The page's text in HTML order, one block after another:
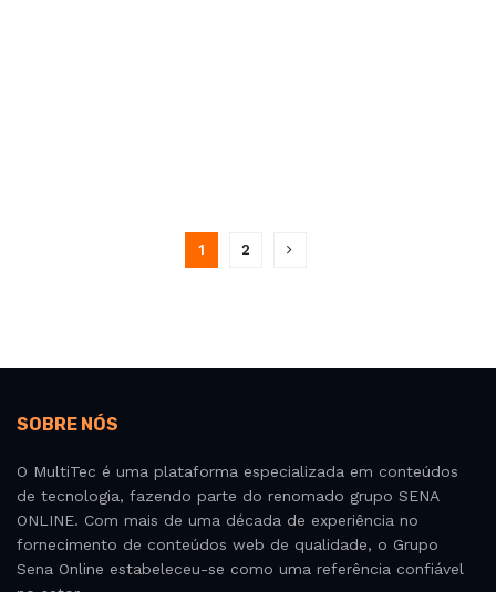
1 2
SOBRE NÓS
O MultiTec é uma plataforma especializada em conteúdos
de tecnologia, fazendo parte do renomado grupo SENA
ONLINE. Com mais de uma década de experiência no
fornecimento de conteúdos web de qualidade, o Grupo
Sena Online estabeleceu-se como uma referência confiável